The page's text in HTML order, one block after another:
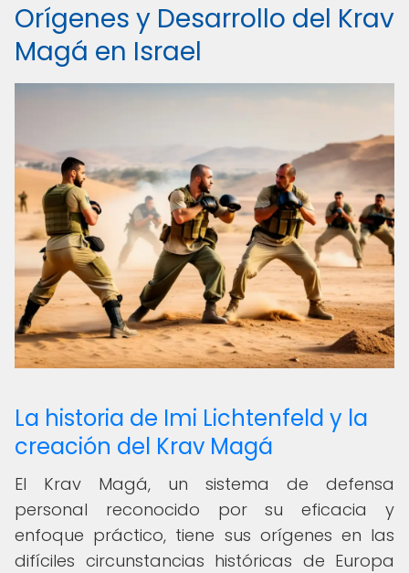
Orígenes y Desarrollo del Krav
Magá en Israel
La historia de Imi Lichtenfeld y la
creación del Krav Magá
El Krav Magá, un sistema de defensa
personal reconocido por su eficacia y
enfoque práctico, tiene sus orígenes en las
difíciles circunstancias históricas de Europa